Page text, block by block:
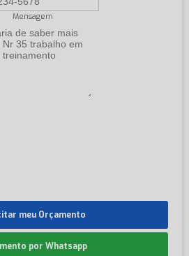
Mensagem
meu Orçamento
por Whatsapp